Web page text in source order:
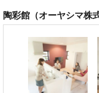
陶彩館（オーヤシマ株